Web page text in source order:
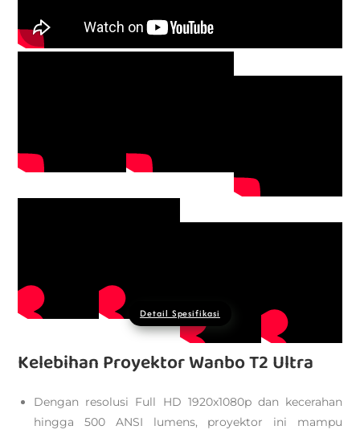
Detail Spesifikasi
Kelebihan Proyektor Wanbo T2 Ultra
Dengan resolusi Full HD 1920x1080p dan kecerahan
hingga 500 ANSI lumens, proyektor ini mampu